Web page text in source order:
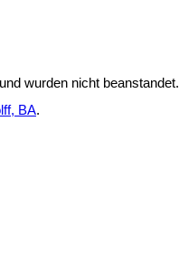
wurden nicht beanstandet.
BA.